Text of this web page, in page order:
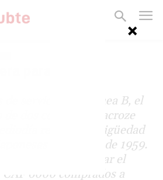
B
para los
de servicio en la línea B, el
dos coches en Lacroze
revela la antigüedad
que datan de 1959.
al GCBA para apurar el
6000 comprados a